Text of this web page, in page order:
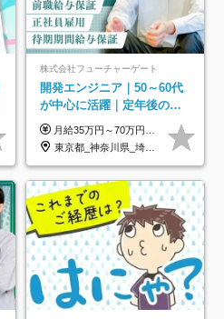
株式会社フューチャーゲート
開発エンジニア｜50～60代
が中心に活躍｜定年後の給
与減ナシ｜年収50万円アッ
プ実績／昇給率92％（直近3
年）
月給35万円～70万円（固定残業代30時間分63,869円～を含む）+賞与年1回 ※30時間を超える分は別途支給します ●これまでのご経験・スキル・前職給与をできる限り考慮します ●待機期間も給与を100％支給します ●試用期間中も給与や福利厚生は同じです ≪年収を維持しながら長く働けます！≫ 一般的な企業では55歳や60歳を機に年収が下がりますが、 当社は役職などではなく「スキルや経験」で評価。 エンジニアとして長く働きながら あなたにふさわしい年収を維持できます！
東京都_神奈川県_埼玉県_千葉県